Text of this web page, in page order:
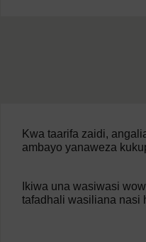
Kwa taarifa zaidi,
ambayo yanaweza
Ikiwa una wasiwasi
tafadhali wasiliana nasi